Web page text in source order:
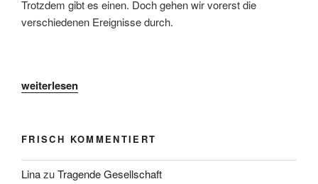
Trotzdem gibt es einen. Doch gehen wir vorerst die
verschiedenen Ereignisse durch.
„Digitale
weiterlesen
FRISCH KOMMENTIERT
LinazuTragende Gesellschaft